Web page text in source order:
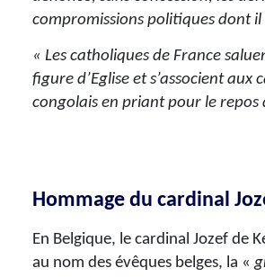
compromissions politiques dont
« Les catholiques de France
figure d’Eglise et s’associent aux
congolais en priant pour le repos
Hommage du cardinal
En Belgique, le cardinal Jozef de
au nom des évêques belges, la «